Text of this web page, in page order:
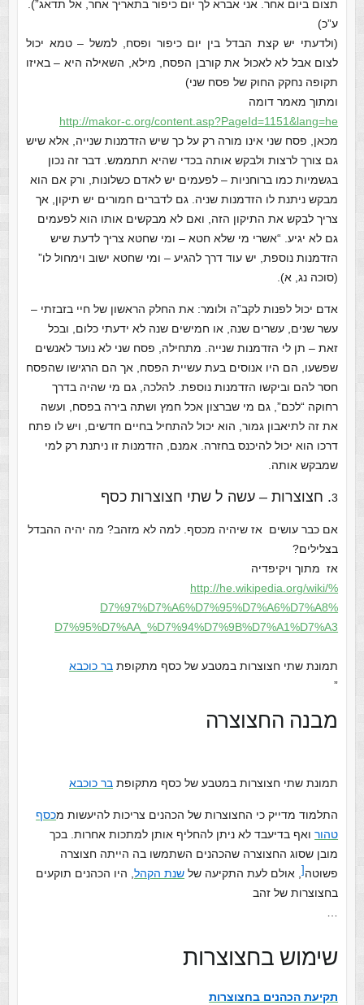
תצום ביום אחר. אני אברא לך יום כיפור בתאריך אחר, אל תדאג”).
ע”כ)
(ולדעתי יש קצת הבדל בין יום כיפור ופסח, למשל – טמא יכול
לצום אבל לא לאכול את קורבן הפסח, מילא, השאילה היא – באיזו
תקופה נחקק החוק של פסח שני)
ומתוך מאמר דומה
http://makor-c.org/content.asp?PageId=1151&lang=he
מכאן, פסח שני אינו מורה רק על כך שיש הזדמנות שנייה, אלא שיש
גם צורך לרצות ולבקש אותה בכדי שהיא תתממש. דבר זה נכון
בגשמיות כמו ברוחניות – לפעמים יש לאדם כשלונות, ורק אם הוא
מבקש ניתנת לו הזדמנות שניה. גם לדברים חמורים יש תיקון, אך
צריך לבקש את התיקון הזה, ואם לא מבקשים אותו הוא לפעמים
גם לא יגיע. “אשרי מי שלא חטא – ומי שחטא צריך לדעת שיש
הזדמנות נוספת, יש עוד דרך להגיע – ומי שחטא ישוב וימחול לו”
(סוכה נג, א).
אדם יכול לפנות לקב”ה ולומר: את החלק הראשון של חיי בזבזתי –
עשר שנים, עשרים שנה, או חמישים שנה לא ידעתי כלום, ובכל
זאת – תן לי הזדמנות שנייה. מתחילה, פסח שני לא נועד לאנשים
שפשעו, הם היו אנוסים בעת עשיית הפסח, אך הם הרגישו שהפסח
חסר להם וביקשו הזדמנות נוספת. להלכה, גם מי שהיה בדרך
רחוקה “לכם”, גם מי שברצון אכל חמץ ושתה בירה בפסח, ועשה
את זה לתיאבון גמור, הוא יכול להתחיל בחיים חדשים, ויש לו פתח
דרכו הוא יכול להיכנס בחזרה. אמנם, הזדמנות זו ניתנת רק למי
שמבקש אותה.
3. חצוצרות – עשה ל שתי חצוצרות כסף
אם כבר עושים אז שיהיה מכסף. למה לא מזהב? מה יהיה ההבדל
בצלילים?
אז מתוך ויקיפדיה
http://he.wikipedia.org/wiki/%
D7%97%D7%A6%D7%95%D7%A6%D7%A8%
D7%95%D7%AA_%D7%94%D7%9B%D7%A1%D7%A3
תמונת שתי חצוצרות במטבע של כסף מתקופת בר כוכבא
”
מבנה החצוצרה
תמונת שתי חצוצרות במטבע של כסף מתקופת בר כוכבא
התלמוד מדייק כי החצוצרות של הכהנים צריכות להיעשות מכסף
טהורואף בדיעבד לא ניתן להחליף אותן למתכות אחרות. בכך
מובן שסוג החצוצרה שהכהנים השתמשו בה הייתה חצוצרה
פשוטה‏ [, אולם לעת התקיעה של שנת הקהל, היו הכהנים תוקעים
בחצוצרות של זהב
שימוש בחצוצרות
תקיעת הכהנים בחצוצרות